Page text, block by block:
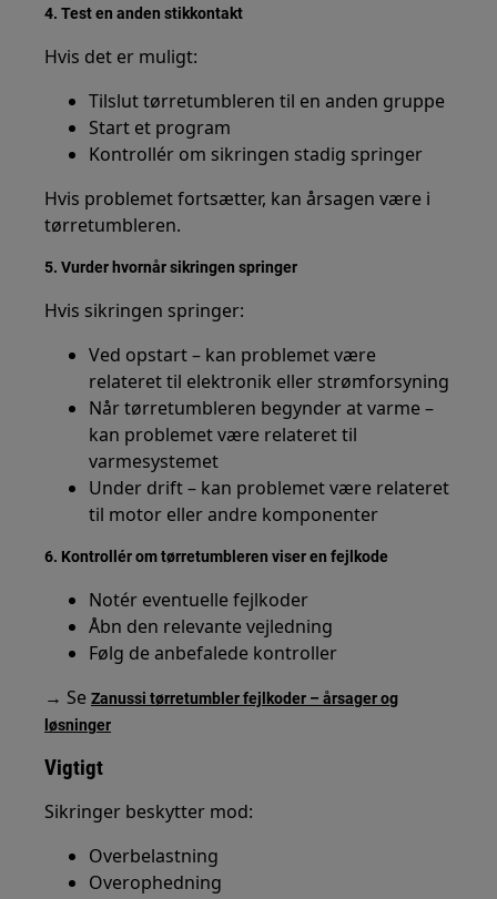
4. Test en anden stikkontakt
Hvis det er muligt:
Tilslut tørretumbleren til en anden gruppe
Start et program
Kontrollér om sikringen stadig springer
Hvis problemet fortsætter, kan årsagen være i
tørretumbleren.
5. Vurder hvornår sikringen springer
Hvis sikringen springer:
Ved opstart – kan problemet være
relateret til elektronik eller strømforsyning
Når tørretumbleren begynder at varme –
kan problemet være relateret til
varmesystemet
Under drift – kan problemet være relateret
til motor eller andre komponenter
6. Kontrollér om tørretumbleren viser en fejlkode
Notér eventuelle fejlkoder
Åbn den relevante vejledning
Følg de anbefalede kontroller
→ SeZanussi tørretumbler fejlkoder – årsager og
løsninger
Vigtigt
Sikringer beskytter mod:
Overbelastning
Overophedning